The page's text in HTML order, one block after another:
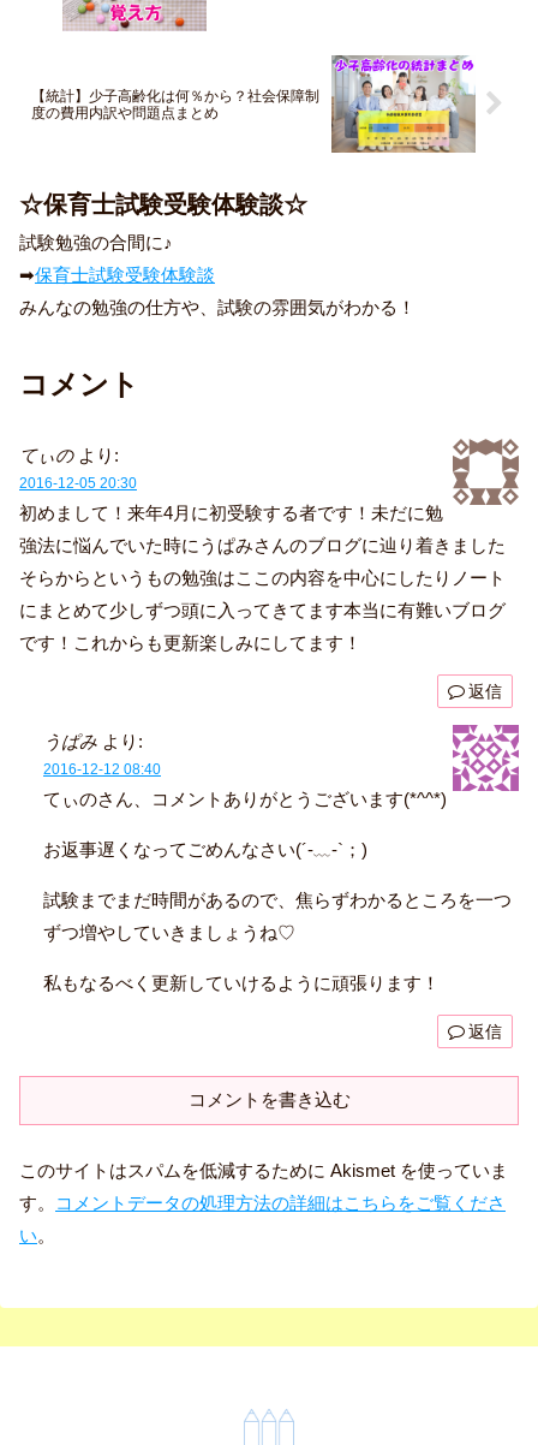
【統計】少子高齢化は何％から？社会保障制
度の費用内訳や問題点まとめ
☆保育士試験受験体験談☆
試験勉強の合間に♪
➡保育士試験受験体験談
みんなの勉強の仕方や、試験の雰囲気がわかる！
コメント
てぃの より:
2016-12-05 20:30
初めまして！来年4月に初受験する者です！未だに勉
強法に悩んでいた時にうぱみさんのブログに辿り着きました
そらからというもの勉強はここの内容を中心にしたりノート
にまとめて少しずつ頭に入ってきてます本当に有難いブログ
です！これからも更新楽しみにしてます！
返信
うぱみ より:
2016-12-12 08:40
てぃのさん、コメントありがとうございます(*^^*)
お返事遅くなってごめんなさい(´-﹏-`；)
試験までまだ時間があるので、焦らずわかるところを一つ
ずつ増やしていきましょうね♡
私もなるべく更新していけるように頑張ります！
返信
コメントを書き込む
このサイトはスパムを低減するために Akismet を使っていま
す。
コメントデータの処理方法の詳細はこちらをご覧くださ
い。